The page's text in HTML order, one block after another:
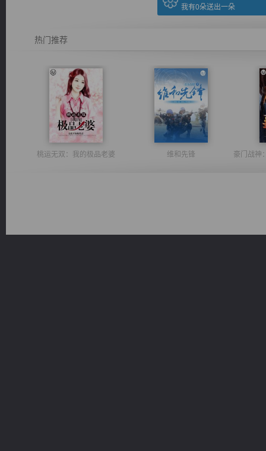
我有0朵送出一朵
热门推荐
桃运无双：我的极品老婆 维和先锋